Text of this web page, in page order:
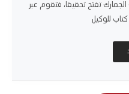
تفتح تحقيقا، فتقوم عبر
للوكيل